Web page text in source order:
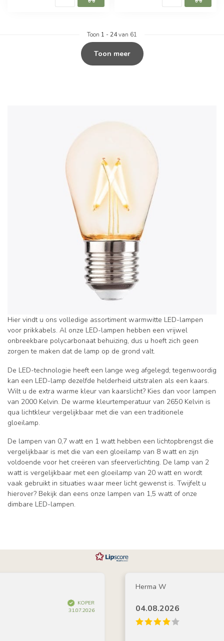
Toon 1 - 24van 61
Toon meer
Hier vindt u ons volledige assortiment warmwitte LED-lampen
voor prikkabels. Al onze LED-lampen hebben een vrijwel
onbreekbare polycarbonaat behuizing, dus u hoeft zich geen
zorgen te maken dat de lamp op de grond valt.
De LED-technologie heeft een lange weg afgelegd; tegenwoordig
kan een LED-lamp dezelfde helderheid uitstralen als een kaars.
Wilt u de extra warme kleur van kaarslicht? Kies dan voor lampen
van 2000 Kelvin. De warme kleurtemperatuur van 2650 Kelvin is
qua lichtkleur vergelijkbaar met die van een traditionele
gloeilamp.
De lampen van 0,7 watt en 1 watt hebben een lichtopbrengst die
vergelijkbaar is met die van een gloeilamp van 8 watt en zijn
voldoende voor het creëren van sfeerverlichting. De lamp van 2
watt is vergelijkbaar met een gloeilamp van 20 watt en wordt
vaak gebruikt in situaties waar meer licht gewenst is. Twijfelt u
hierover? Bekijk dan eens onze lampen van 1,5 watt of onze
dimbare LED-lampen.
Herma W
04.08.2026